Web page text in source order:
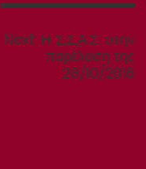
Next: Next
post:
Η Σ.Σ.Α.Σ. στην
παρέλαση της
28/10/2016